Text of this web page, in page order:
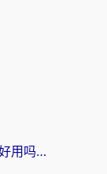
海外党选回国加速器：MalusVPN好用吗？和快帆VPN哪个好？附真实对比与避坑指南